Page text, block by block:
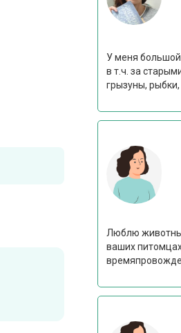
У меня
в т.ч. за
грызуны, рыбки,
Люблю
ваших